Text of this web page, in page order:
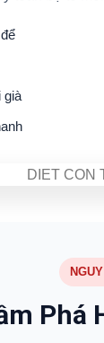
già
Phá